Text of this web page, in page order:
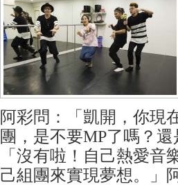
阿彩問：「凱開，你現
團，是不要MP了嗎？
「沒有啦！自己熱愛
己組團來實現夢想。」